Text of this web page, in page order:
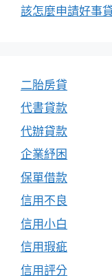
該怎麼申請好事
二胎房貸
代書貸款
代辦貸款
企業紓困
保單借款
信用不良
信用小白
信用瑕疵
信用評分